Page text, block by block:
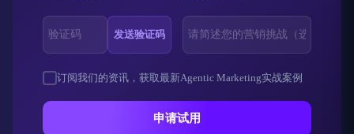
发送验证码
订阅我们的资讯，获取最新Agentic Marketing实战案例
申请试用